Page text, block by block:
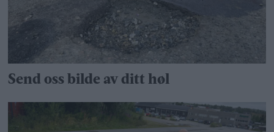
Send oss bilde av ditt høl